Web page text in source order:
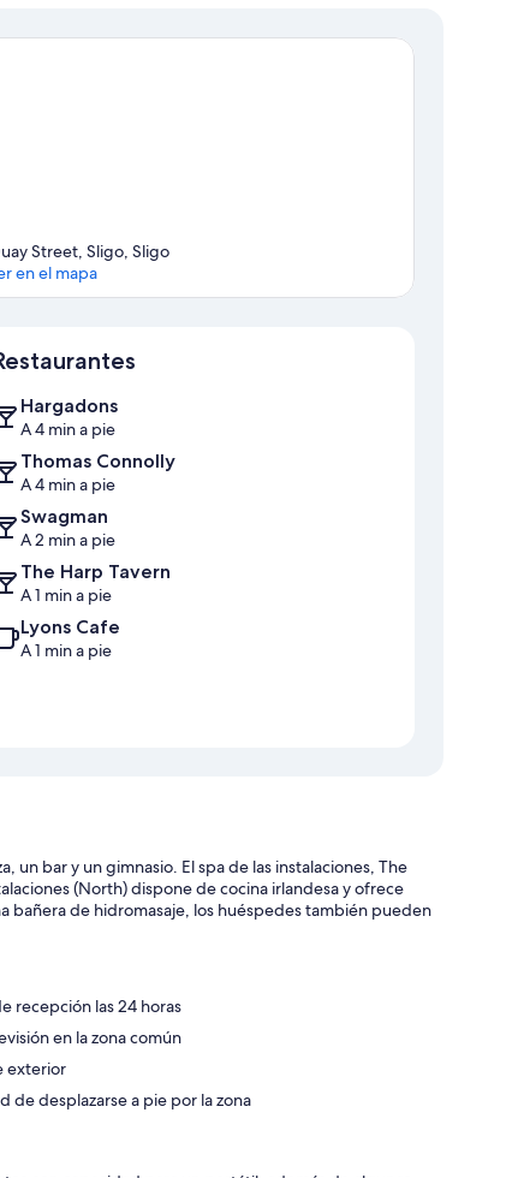
Street, Sligo, Sligo
en el mapa
Hargadons
A 4 min a pie
Thomas Connolly
A 4 min a pie
Swagman
A 2 min a pie
The Harp Tavern
A 1 min a pie
Lyons Cafe
A 1 min a pie
bar y un gimnasio. El spa de las instalaciones, The
(North) dispone de cocina irlandesa y ofrece
bañera de hidromasaje, los huéspedes también pueden
recepción las 24 horas
en la zona común
exterior
de desplazarse a pie por la zona